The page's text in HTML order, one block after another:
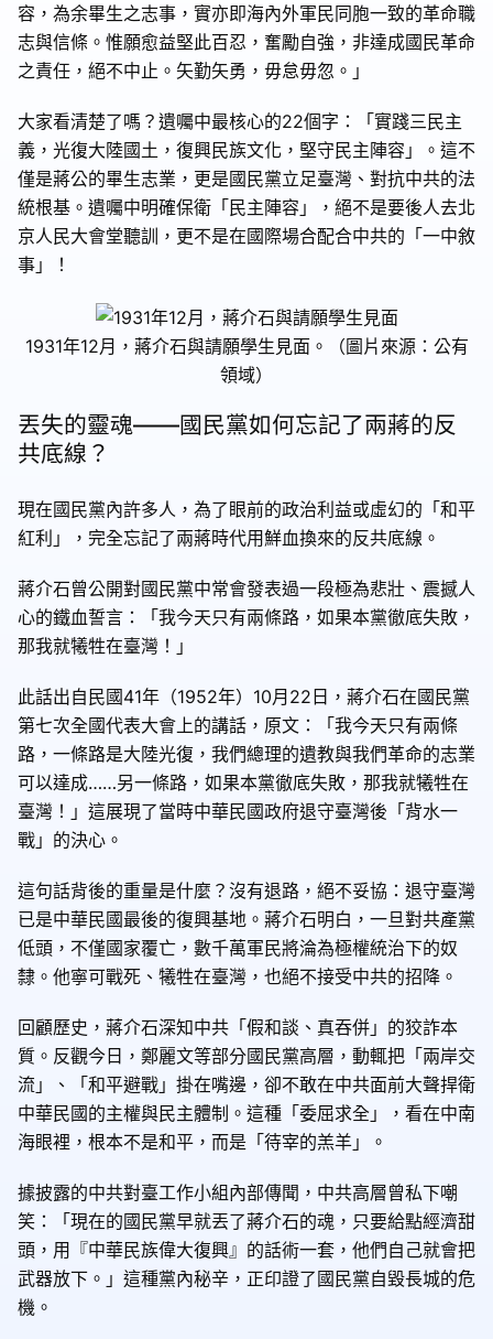
容，為余畢生之志事，實亦即海內外軍民同胞一致的革命職
志與信條。惟願愈益堅此百忍，奮勵自強，非達成國民革命
之責任，絕不中止。矢勤矢勇，毋怠毋忽。」
大家看清楚了嗎？遺囑中最核心的22個字：「實踐三民主
義，光復大陸國土，復興民族文化，堅守民主陣容」。這不
僅是蔣公的畢生志業，更是國民黨立足臺灣、對抗中共的法
統根基。遺囑中明確保衛「民主陣容」，絕不是要後人去北
京人民大會堂聽訓，更不是在國際場合配合中共的「一中敘
事」！
1931年12月，蔣介石與請願學生見面。（圖片來源：公有
領域）
丟失的靈魂——國民黨如何忘記了兩蔣的反
共底線？
現在國民黨內許多人，為了眼前的政治利益或虛幻的「和平
紅利」，完全忘記了兩蔣時代用鮮血換來的反共底線。
蔣介石曾公開對國民黨中常會發表過一段極為悲壯、震撼人
心的鐵血誓言：「我今天只有兩條路，如果本黨徹底失敗，
那我就犧牲在臺灣！」
此話出自民國41年（1952年）10月22日，蔣介石在國民黨
第七次全國代表大會上的講話，原文：「我今天只有兩條
路，一條路是大陸光復，我們總理的遺教與我們革命的志業
可以達成……另一條路，如果本黨徹底失敗，那我就犧牲在
臺灣！」這展現了當時中華民國政府退守臺灣後「背水一
戰」的決心。
這句話背後的重量是什麼？沒有退路，絕不妥協：退守臺灣
已是中華民國最後的復興基地。蔣介石明白，一旦對共產黨
低頭，不僅國家覆亡，數千萬軍民將淪為極權統治下的奴
隸。他寧可戰死、犧牲在臺灣，也絕不接受中共的招降。
回顧歷史，蔣介石深知中共「假和談、真吞併」的狡詐本
質。反觀今日，鄭麗文等部分國民黨高層，動輒把「兩岸交
流」、「和平避戰」掛在嘴邊，卻不敢在中共面前大聲捍衛
中華民國的主權與民主體制。這種「委屈求全」，看在中南
海眼裡，根本不是和平，而是「待宰的羔羊」。
據披露的中共對臺工作小組內部傳聞，中共高層曾私下嘲
笑：「現在的國民黨早就丟了蔣介石的魂，只要給點經濟甜
頭，用『中華民族偉大復興』的話術一套，他們自己就會把
武器放下。」這種黨內秘辛，正印證了國民黨自毀長城的危
機。